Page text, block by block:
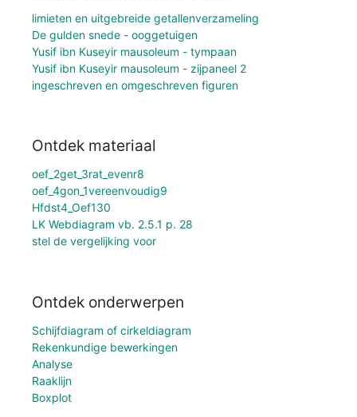
limieten en uitgebreide getallenverzameling
De gulden snede - ooggetuigen
Yusif ibn Kuseyir mausoleum - tympaan
Yusif ibn Kuseyir mausoleum - zijpaneel 2
ingeschreven en omgeschreven figuren
Ontdek materiaal
oef_2get_3rat_evenr8
oef_4gon_1vereenvoudig9
Hfdst4_Oef130
LK Webdiagram vb. 2.5.1 p. 28
stel de vergelijking voor
Ontdek onderwerpen
Schijfdiagram of cirkeldiagram
Rekenkundige bewerkingen
Analyse
Raaklijn
Boxplot